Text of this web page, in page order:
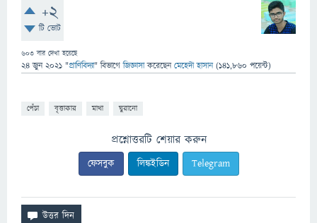
+2
টি ভোট
603 বার দেখা হয়েছে
24 জুন 2021 "প্রাণিবিদ্যা" বিভাগে জিজ্ঞাসাকরেছেনমেহেদী হাসান (141,860 পয়েন্ট)
পেঁচা বৃত্তাকার মাথা ঘুরানো
প্রশ্নোত্তরটি শেয়ার করুন
ফেসবুক লিঙ্কইডিন Telegram